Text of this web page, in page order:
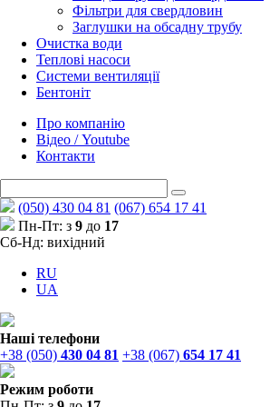
Фільтри для свердловин
Заглушки на обсадну трубу
Очистка води
Теплові насоси
Системи вентиляції
Бентоніт
Про компанію
Відео / Youtube
Контакти
(050) 430 04 81 (067) 654 17 41
Пн-Пт: з 9 до 17
Сб-Нд: вихідний
RU
UA
Наші телефони
+38 (050) 430 04 81 +38 (067) 654 17 41
Режим роботи